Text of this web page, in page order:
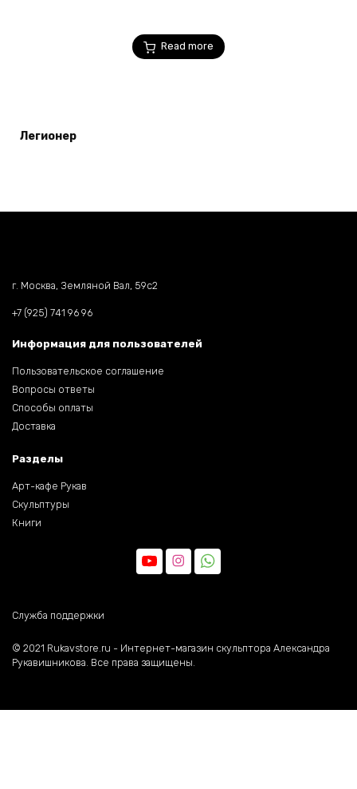
Read more
Легионер
г. Москва, Земляной Вал, 59c2
+7 (925) 741 96 96
Информация для пользователей
Пользовательское соглашение
Вопросы ответы
Способы оплаты
Доставка
Разделы
Арт-кафе Рукав
Скульптуры
Книги
Служба поддержки
©️ 2021 Rukavstore.ru - Интернет-магазин скульптора Александра
Рукавишникова. Все права защищены.